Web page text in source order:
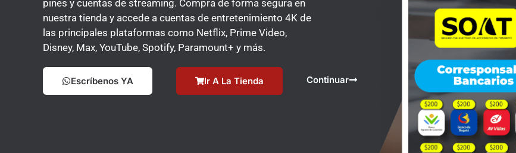
pines y cuentas de streaming. Compra de forma segura en
nuestra tienda y accede a cuentas de entretenimiento 4K de
las principales plataformas como Netflix, Prime Video,
Disney, Max, YouTube, Spotify, Paramount+ y más.
Escríbenos YA Ir A La Tienda Continuar